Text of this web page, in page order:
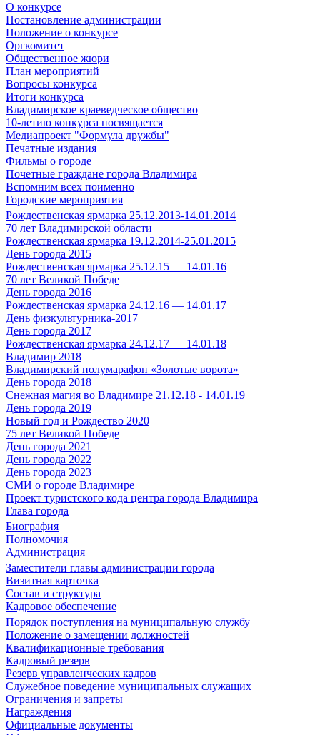
О конкурсе
Постановление администрации
Положение о конкурсе
Оргкомитет
Общественное жюри
План мероприятий
Вопросы конкурса
Итоги конкурса
Владимирское краеведческое общество
10-летию конкурса посвящается
Медиапроект "Формула дружбы"
Печатные издания
Фильмы о городе
Почетные граждане города Владимира
Вспомним всех поименно
Городские мероприятия
Рождественская ярмарка 25.12.2013-14.01.2014
70 лет Владимирской области
Рождественская ярмарка 19.12.2014-25.01.2015
День города 2015
Рождественская ярмарка 25.12.15 — 14.01.16
70 лет Великой Победе
День города 2016
Рождественская ярмарка 24.12.16 — 14.01.17
День физкультурника-2017
День города 2017
Рождественская ярмарка 24.12.17 — 14.01.18
Владимир 2018
Владимирский полумарафон «Золотые ворота»
День города 2018
Снежная магия во Владимире 21.12.18 - 14.01.19
День города 2019
Новый год и Рождество 2020
75 лет Великой Победе
День города 2021
День города 2022
День города 2023
СМИ о городе Владимире
Проект туристского кода центра города Владимира
Глава города
Биография
Полномочия
Администрация
Заместители главы администрации города
Визитная карточка
Состав и структура
Кадровое обеспечение
Порядок поступления на муниципальную службу
Положение о замещении должностей
Квалификационные требования
Кадровый резерв
Резерв управленческих кадров
Служебное поведение муниципальных служащих
Ограничения и запреты
Награждения
Официальные документы